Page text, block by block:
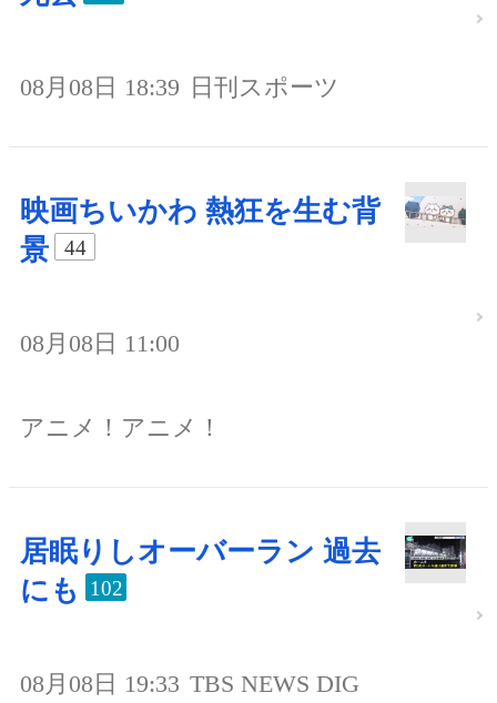
08月08日 18:39 日刊スポーツ
映画ちいかわ 熱狂を生む背
景
44
08月08日 11:00
アニメ！アニメ！
居眠りしオーバーラン 過去
にも
102
08月08日 19:33 TBS NEWS DIG